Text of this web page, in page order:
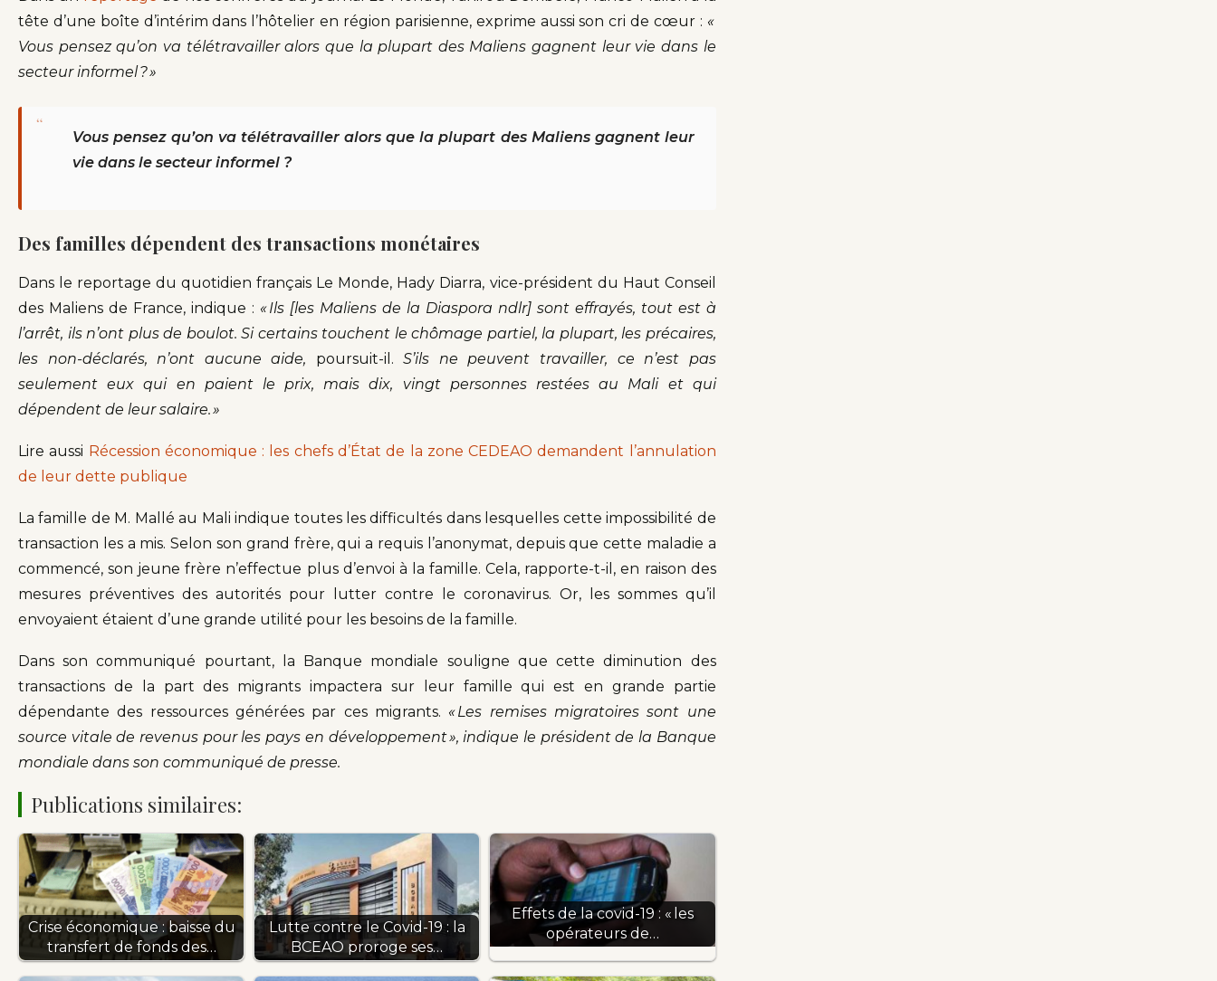
tête d’une boîte d’intérim dans l’hôtelier en région parisienne, exprime aussi son cri de cœur : «
Vous pensez qu’on va télétravailler alors que la plupart des Maliens gagnent leur vie dans le
secteur informel ? »
“
Vous pensez qu’on va télétravailler alors que la plupart des Maliens gagnent leur
vie dans le secteur informel ?
Des familles dépendent des transactions monétaires
Dans le reportage du quotidien français Le Monde, Hady Diarra, vice-président du Haut Conseil
des Maliens de France, indique : « Ils [les Maliens de la Diaspora ndlr] sont effrayés, tout est à
l’arrêt, ils n’ont plus de boulot. Si certains touchent le chômage partiel, la plupart, les précaires,
les non-déclarés, n’ont aucune aide, poursuit-il. S’ils ne peuvent travailler, ce n’est pas
seulement eux qui en paient le prix, mais dix, vingt personnes restées au Mali et qui
dépendent de leur salaire. »
Lire aussi Récession économique : les chefs d’État de la zone CEDEAO demandent l’annulation
de leur dette publique
La famille de M. Mallé au Mali indique toutes les difficultés dans lesquelles cette impossibilité de
transaction les a mis. Selon son grand frère, qui a requis l’anonymat, depuis que cette maladie a
commencé, son jeune frère n’effectue plus d’envoi à la famille. Cela, rapporte-t-il, en raison des
mesures préventives des autorités pour lutter contre le coronavirus. Or, les sommes qu’il
envoyaient étaient d’une grande utilité pour les besoins de la famille.
Dans son communiqué pourtant, la Banque mondiale souligne que cette diminution des
transactions de la part des migrants impactera sur leur famille qui est en grande partie
dépendante des ressources générées par ces migrants. « Les remises migratoires sont une
source vitale de revenus pour les pays en développement », indique le président de la Banque
mondiale dans son communiqué de presse.
Publications similaires:
Crise économique : baisse du
transfert de fonds des…
Lutte contre le Covid-19 : la
BCEAO proroge ses…
Effets de la covid-19 : « les
opérateurs de…